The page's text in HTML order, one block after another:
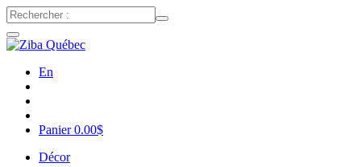
En
Panier0.00$
Décor